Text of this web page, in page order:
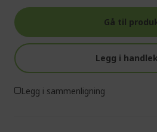
Gå til
Legg i
Legg i sammenligning